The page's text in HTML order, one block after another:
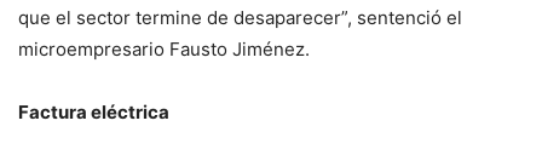
que el sector termine de desaparecer”, sentenció el
microempresario Fausto Jiménez.
Factura eléctrica